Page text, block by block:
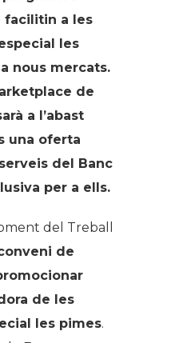
facilitin a les
les
nous mercats.
de
a l’abast
una oferta
del Banc
per a ells.
del Treball
de
de les
les pimes.